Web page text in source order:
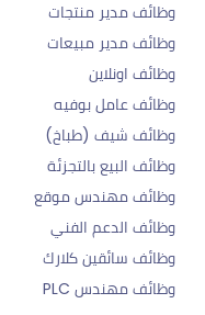
وظائف مدير منتجات
وظائف مدير مبيعات
وظائف اونلاين
وظائف عامل بوفيه
وظائف شيف (طباخ)
وظائف البيع بالتجزئة
وظائف مهندس موقع
وظائف الدعم الفني
وظائف سائقين كلارك
وظائف مهندس PLC